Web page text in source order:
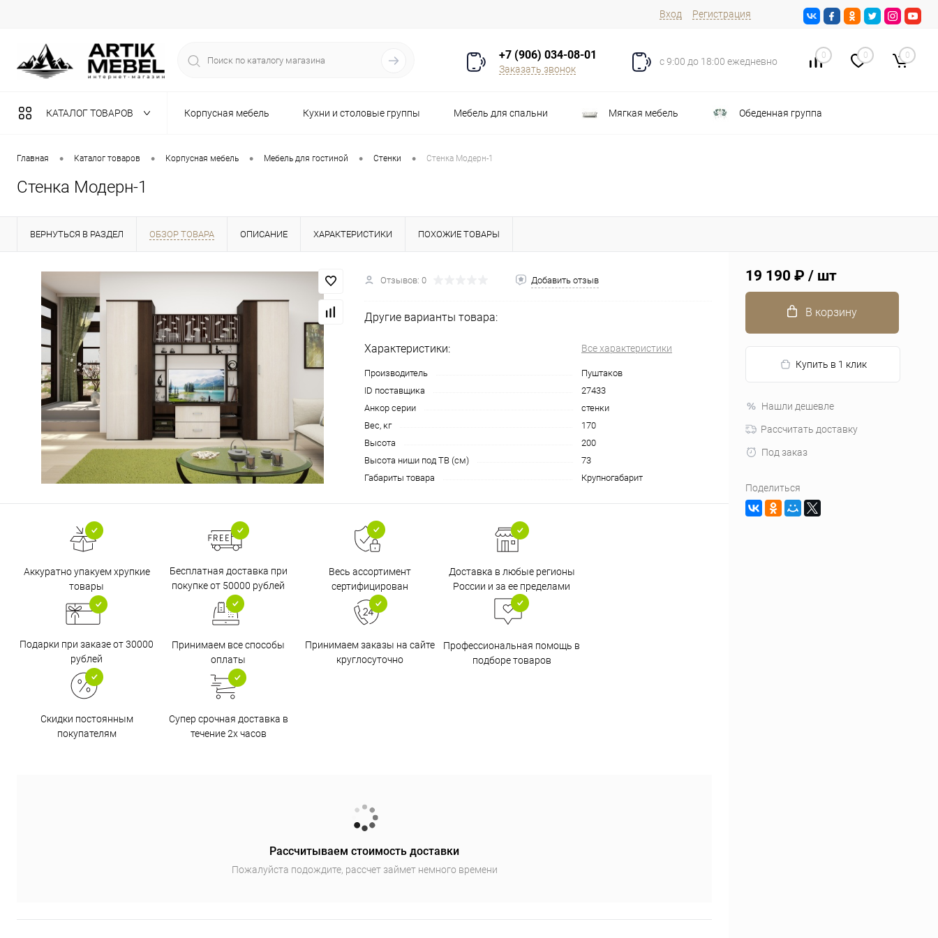
Вход Регистрация
+7 (906) 034-08-01
Заказать звонок
с 9:00 до 18:00 ежедневно
0 0 0
КАТАЛОГ ТОВАРОВ Корпусная мебель Кухни и столовые группы Мебель для спальни Мягкая мебель Обеденная группа
Разная мебель Распродажа Стулья
Главная • Каталог товаров • Корпусная мебель • Мебель для гостиной • Стенки • Стенка Модерн-1
Стенка Модерн-1
ВЕРНУТЬСЯ В РАЗДЕЛ ОБЗОР ТОВАРА ОПИСАНИЕ ХАРАКТЕРИСТИКИ ПОХОЖИЕ ТОВАРЫ
Отзывов: 0 Добавить отзыв
Другие варианты товара:
Характеристики: Все характеристики
Производитель
Пуштаков
ID поставщика
27433
Анкор серии
стенки
Вес, кг
170
Высота
200
Высота ниши под ТВ (см)
73
Габариты товара
Крупногабарит
Аккуратно упакуем хрупкие
товары
Бесплатная доставка при
покупке от 50000 рублей
Весь ассортимент
сертифицирован
Доставка в любые регионы
России и за ее пределами
Подарки при заказе от 30000
рублей
Принимаем все способы
оплаты
Принимаем заказы на сайте
круглосуточно
Профессиональная помощь в
подборе товаров
Скидки постоянным
покупателям
Супер срочная доставка в
течение 2х часов
Рассчитываем стоимость доставки
Пожалуйста подождите, рассчет займет немного времени
19 190 ₽ / шт
В корзину
Купить в 1 клик
Нашли дешевле
Рассчитать доставку
Под заказ
Поделиться